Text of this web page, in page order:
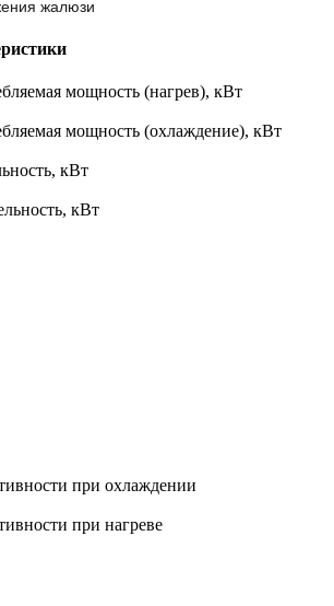
жалюзи
мощность (нагрев), кВт
мощность (охлаждение), кВт
кВт
кВт
при охлаждении
при нагреве